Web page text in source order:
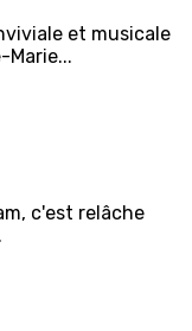
et musicale
Marie...
c'est relâche